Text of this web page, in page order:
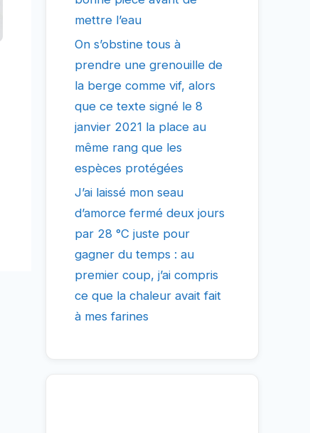
mettre l’eau
On s’obstine tous à
prendre une grenouille de
la berge comme vif, alors
que ce texte signé le 8
janvier 2021 la place au
même rang que les
espèces protégées
J’ai laissé mon seau
d’amorce fermé deux jours
par 28 °C juste pour
gagner du temps : au
premier coup, j’ai compris
ce que la chaleur avait fait
à mes farines